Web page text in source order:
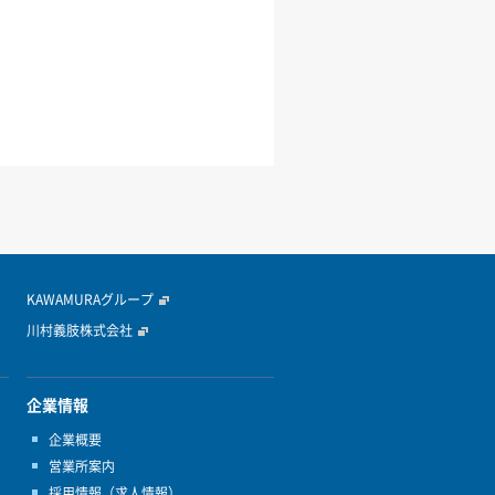
KAWAMURAグループ
川村義肢株式会社
企業情報
企業概要
営業所案内